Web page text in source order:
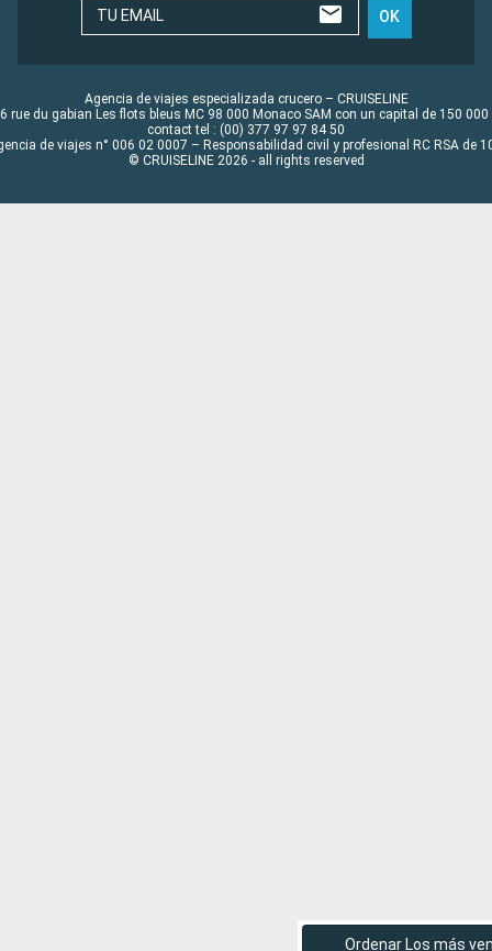
Ordenar Los más
TU EMAIL OK
Agencia de viajes especializada crucero – CRUISELINE
rue du gabian Les flots bleus MC 98 000 Monaco SAM con un capital de 150 000
contact tel : (00) 377 97 97 84 50
de viajes n° 006 02 0007 – Responsabilidad civil y profesional RC RSA de
© CRUISELINE 2026 - all rights reserved